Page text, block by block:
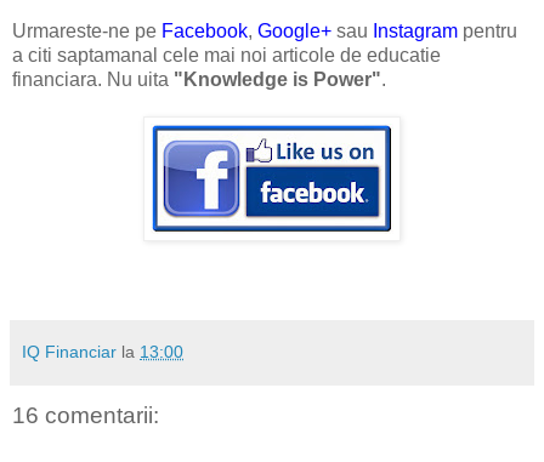
Urmareste-ne pe Facebook, Google+ sau Instagram pentru
a citi saptamanal cele mai noi articole de educatie
financiara. Nu uita "Knowledge is Power".
IQ Financiar la 13:00
16 comentarii: